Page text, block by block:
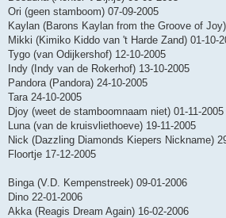
Ori (geen stamboom) 07-09-2005
Kaylan (Barons Kaylan from the Groove of
Mikki (Kimiko Kiddo van 't Harde Zand) 01-10-
Tygo (van Odijkershof) 12-10-2005
Indy (Indy van de Rokerhof) 13-10-2005
Pandora (Pandora) 24-10-2005
Tara 24-10-2005
Djoy (weet de stamboomnaam niet) 01-11-2005
Luna (van de kruisvliethoeve) 19-11-2005
Nick (Dazzling Diamonds Kiepers Nickname)
Floortje 17-12-2005
Binga (V.D. Kempenstreek) 09-01-2006
Dino 22-01-2006
Akka (Reagis Dream Again) 16-02-2006